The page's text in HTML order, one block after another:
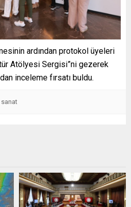
ardından protokol üyeleri
Atölyesi Sergisi”ni gezerek
inceleme fırsatı buldu.
sanat